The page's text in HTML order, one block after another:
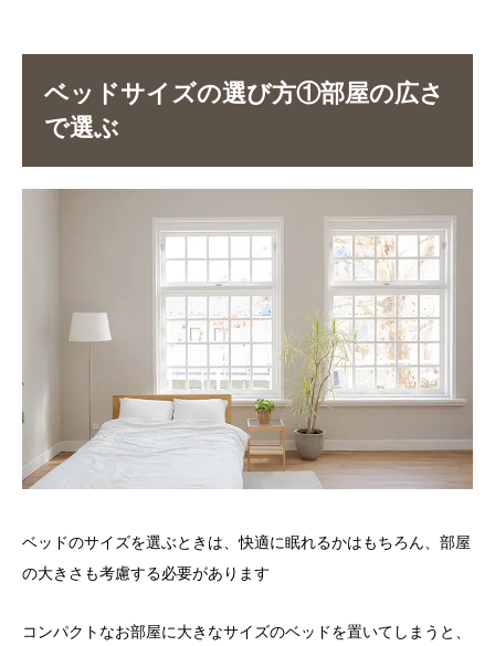
ベッドサイズの選び方①部屋の広さ
で選ぶ
ベッドのサイズを選ぶときは、快適に眠れるかはもちろん、部屋
の大きさも考慮する必要があります
コンパクトなお部屋に大きなサイズのベッドを置いてしまうと、